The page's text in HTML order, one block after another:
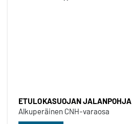
ETULOKASUOJAN JALANPOHJA
Alkuperäinen CNH-varaosa